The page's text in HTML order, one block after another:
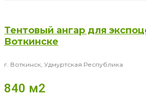
Тентовый ангар для
Воткинске
г. Воткинск, Удмуртская Республика
840 м2